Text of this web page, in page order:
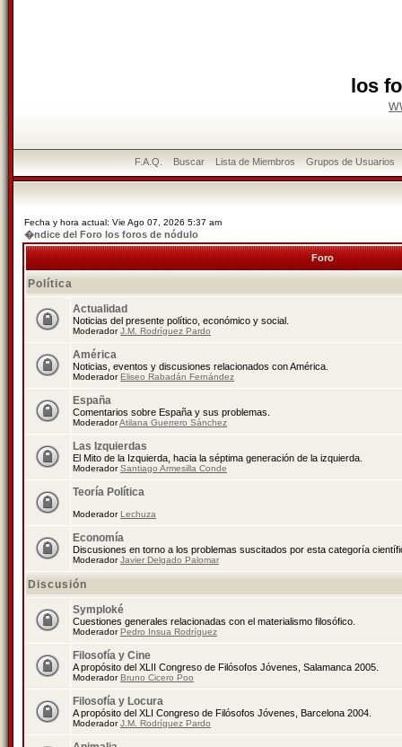
los
F.A.Q. Buscar Lista de Miembros Grupos de Usuarios
Fecha y hora actual: Vie Ago 07, 2026 5:37 am
�ndice del Foro los foros de nódulo
Foro
Política
Actualidad
Noticias del presente político, económico y social.
ModeradorJ.M. Rodríguez Pardo
América
Noticias, eventos y discusiones relacionados con América.
ModeradorEliseo Rabadán Fernández
España
Comentarios sobre España y sus problemas.
ModeradorAtilana Guerrero Sánchez
Las Izquierdas
El Mito de la Izquierda, hacia la séptima generación de la izquierda.
ModeradorSantiago Armesilla Conde
Teoría Política
ModeradorLechuza
Economía
Discusiones en torno a los problemas suscitados por esta categoría
ModeradorJavier Delgado Palomar
Discusión
Symploké
Cuestiones generales relacionadas con el materialismo filosófico.
ModeradorPedro Insua Rodríguez
Filosofía y Cine
A propósito del XLII Congreso de Filósofos Jóvenes, Salamanca 2005.
ModeradorBruno Cicero Poo
Filosofía y Locura
A propósito del XLI Congreso de Filósofos Jóvenes, Barcelona 2004.
ModeradorJ.M. Rodríguez Pardo